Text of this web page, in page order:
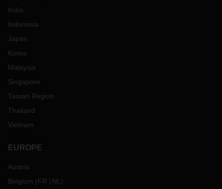
India
Indonesia
Japan
Korea
Malaysia
Singapore
Taiwan Region
Thailand
Vietnam
EUROPE
Austria
Belgium (FR NL )